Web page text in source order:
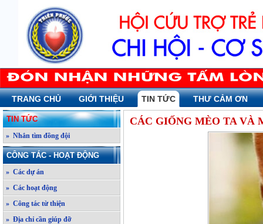
TRANG CHỦ GIỚI THIỆU TIN TỨC THƯ CẢM ƠN
TIN TỨC
» Nhắn tìm đồng đội
CÔNG TÁC - HOẠT ĐỘNG
» Các dự án
» Các hoạt động
» Công tác từ thiện
» Địa chỉ cần giúp đỡ
CÁC GIỐNG MÈO TA VÀ